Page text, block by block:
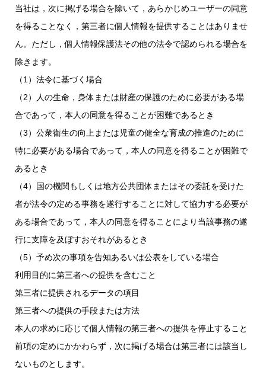
当社は，次に掲げる場合を除いて，あらかじめユーザーの同意
を得ることなく，第三者に個人情報を提供することはありませ
ん。ただし，個人情報保護法その他の法令で認められる場合を
除きます。
（1）法令に基づく場合
（2）人の生命，身体または財産の保護のために必要がある場
合であって，本人の同意を得ることが困難であるとき
（3）公衆衛生の向上または児童の健全な育成の推進のために
特に必要がある場合であって，本人の同意を得ることが困難で
あるとき
（4）国の機関もしくは地方公共団体またはその委託を受けた
者が法令の定める事務を遂行することに対して協力する必要が
ある場合であって，本人の同意を得ることにより当該事務の遂
行に支障を及ぼすおそれがあるとき
（5）予め次の事項を告知あるいは公表をしている場合
利用目的に第三者への提供を含むこと
第三者に提供されるデータの項目
第三者への提供の手段または方法
本人の求めに応じて個人情報の第三者への提供を停止すること
前項の定めにかかわらず，次に掲げる場合は第三者には該当し
ないものとします。